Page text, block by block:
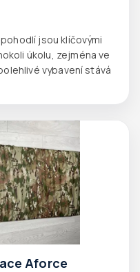
jsou klíčovými
úkolu, zejména ve
vybavení stává
Aforce